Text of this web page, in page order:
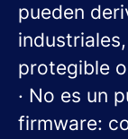
pueden
protegible
· No es un
firmware: